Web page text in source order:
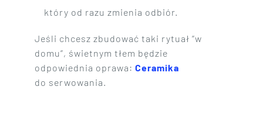
który od razu zmienia odbiór.
Jeśli chcesz zbudować taki rytuał “w
domu”, świetnym tłem będzie
odpowiednia oprawa:Ceramika
do serwowania.